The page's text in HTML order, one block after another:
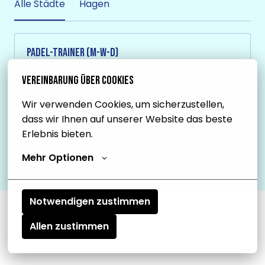
Vereinbarung über Cookies
Wir verwenden Cookies, um sicherzustellen,
dass wir Ihnen auf unserer Website das beste
Erlebnis bieten.
Mehr Optionen
Notwendigen zustimmen
Allen zustimmen
Alle Städte Hagen
Padel-Trainer (m-w-d)
vor Ort
Hagen, Nordrhein-Westfalen,
Deutschland